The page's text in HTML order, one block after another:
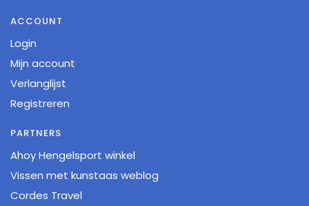
ACCOUNT
Login
Mijn account
Verlanglijst
Registreren
PARTNERS
Ahoy Hengelsport winkel
Vissen met kunstaas weblog
Cordes Travel